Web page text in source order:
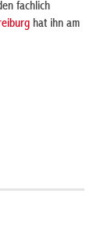
fachlich
hat ihn am